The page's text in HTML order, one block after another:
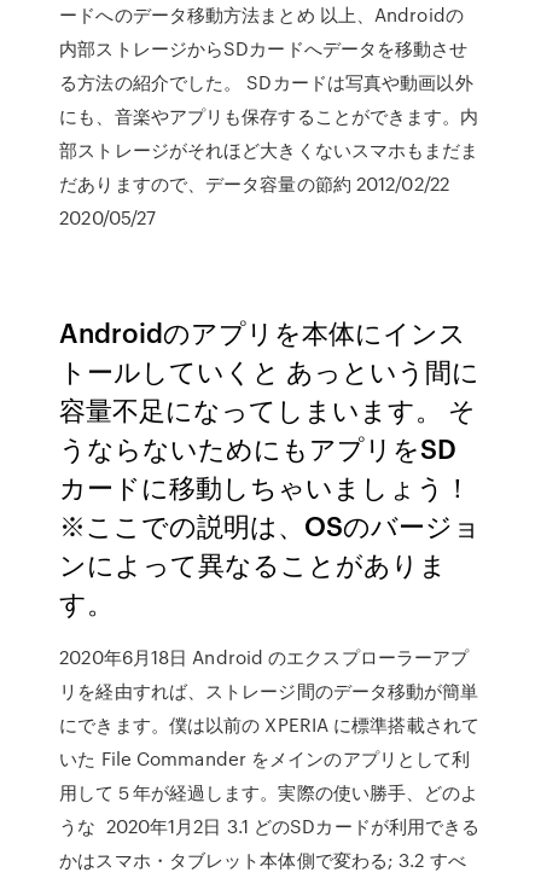
ードへのデータ移動方法まとめ 以上、Androidの
内部ストレージからSDカードへデータを移動させ
る方法の紹介でした。 SDカードは写真や動画以外
にも、音楽やアプリも保存することができます。内
部ストレージがそれほど大きくないスマホもまだま
だありますので、データ容量の節約 2012/02/22
2020/05/27
Androidのアプリを本体にインス
トールしていくと あっという間に
容量不足になってしまいます。 そ
うならないためにもアプリをSD
カードに移動しちゃいましょう！
※ここでの説明は、OSのバージョ
ンによって異なることがありま
す。
2020年6月18日 Android のエクスプローラーアプ
リを経由すれば、ストレージ間のデータ移動が簡単
にできます。僕は以前の XPERIA に標準搭載されて
いた File Commander をメインのアプリとして利
用して５年が経過します。実際の使い勝手、どのよ
うな 2020年1月2日 3.1 どのSDカードが利用できる
かはスマホ・タブレット本体側で変わる; 3.2 すべ